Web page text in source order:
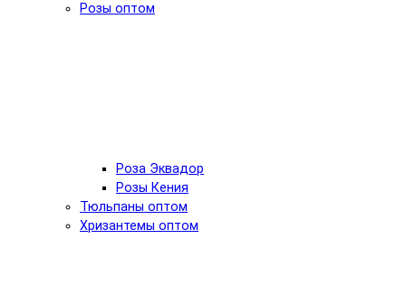
Розы оптом
Роза Эквадор
Розы Кения
Тюльпаны оптом
Хризантемы оптом